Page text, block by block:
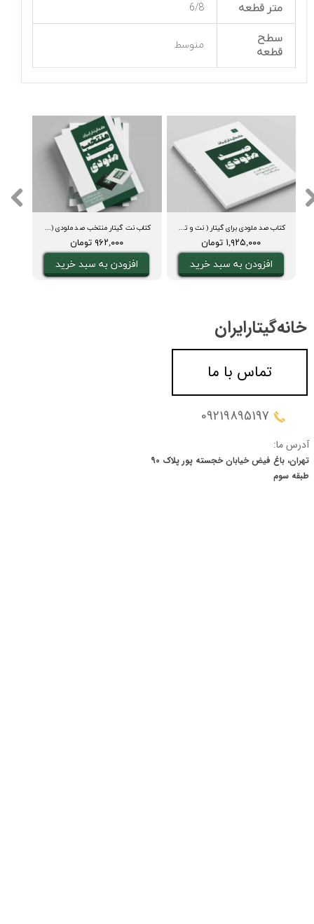
متر قطعه 6/8
سطح
قطعه
متوسط
کتاب نت گیتار منتخب صد ملودی ( نت و تبلچر، آکورد، ویدیوی اجرا و بکینگ ترک)
۹۶۲,۰۰۰ تومان
افزودن به سبد خرید
کتاب صد ملودی برای گیتار ( نت و تبلچر، آکورد، ویدیوی اجرا و بکینگ ترک)
۱,۹۲۵,۰۰۰ تومان
افزودن به سبد خرید
خانه‌گیتار‌ایران
09219895197
آدرس ما:
تهران، باغ فیض خیابان خجسته پور پلاک 90
​​​​​​​طبقه سوم
تماس با ما